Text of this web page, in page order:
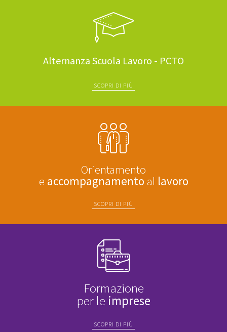
Alternanza Scuola Lavoro - PCTO
SCOPRI DI PIÙ
Orientamento
e accompagnamento al lavoro
SCOPRI DI PIÙ
Formazione
per le imprese
SCOPRI DI PIÙ